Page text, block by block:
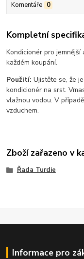
Komentáře 0
Kompletní
Kondicionér pro
každém koupání.
Použití: Ujistěte se, že
kondicionér na srst.
vlažnou vodou. V
vzduchem.
Zboží zařazeno v
Řada Turdie
Informace pro